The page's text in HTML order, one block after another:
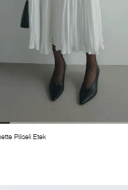
Piliseli Etek